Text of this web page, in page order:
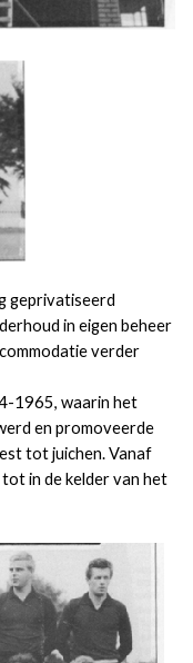
geprivatiseerd
in eigen beheer
verder
1965, waarin het
en promoveerde
tot juichen. Vanaf
in de kelder van het